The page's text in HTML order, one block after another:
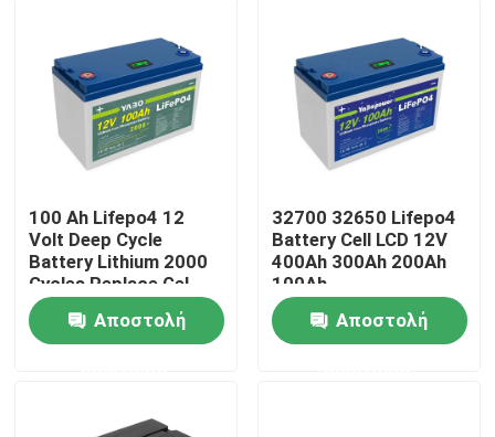
Σπίτι
100 Ah Lifepo4 12
Volt Deep Cycle
Battery Lithium 2000
Cycles Replace Gel
Αποστολή
32700 32650 Lifepo4
Battery Cell LCD 12V
400Ah 300Ah 200Ah
100Ah
Αποστολή